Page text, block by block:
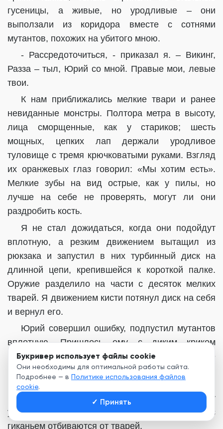
Букривер использует файлы cookie
Они необходимы для оптимальной работы сайта.
Подробнее — в Политике использования файлов
cookie.
✓ Принять
гусеницы, а живые, но уродливые – они
выползали из коридора вместе с сотнями
мутантов, похожих на убитого мною.
- Рассредоточиться, - приказал я. – Викинг,
Разза – тыл, Юрий со мной. Правые мои, левые
твои.
К нам приближались мелкие твари и ранее
невиданные монстры. Полтора метра в высоту,
лица сморщенные, как у стариков; шесть
мощных, цепких лап держали уродливое
туловище с тремя крючковатыми руками. Взгляд
их оранжевых глаз говорил: «Мы хотим есть».
Мелкие зубы на вид острые, как у пилы, но
лучше на себе не проверять, могут ли они
раздробить кость.
Я не стал дожидаться, когда они подойдут
вплотную, а резким движением вытащил из
рюкзака и запустил в них турбинный диск на
длинной цепи, крепившейся к короткой палке.
Оружие разделило на части с десяток мелких
тварей. Я движением кисти потянул диск на себя
и вернул его.
Юрий совершил ошибку, подпустил мутантов
вплотную. Пришлось ему с диким криком
броситься на ближайшую тварь и ударить её
ножом; затем он снёс голову второму монстру.
Чтобы прикрыть товарища по отряду, я рубанул
мечом и добавил кастетом в лицо сморщенному
уроду. Сзади я слышал, что Викинг и Разза с
гиканьем отбиваются от тварей.